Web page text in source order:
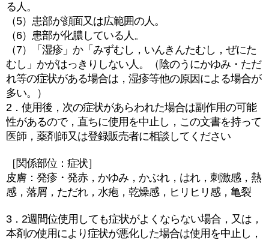
る人。
（5）患部が顔面又は広範囲の人。
（6）患部が化膿している人。
（7）「湿疹」か「みずむし，いんきんたむし，ぜにた
むし」かがはっきりしない人。（陰のうにかゆみ・ただ
れ等の症状がある場合は，湿疹等他の原因による場合が
多い。）
2．使用後，次の症状があらわれた場合は副作用の可能
性があるので，直ちに使用を中止し，この文書を持って
医師，薬剤師又は登録販売者に相談してください
［関係部位：症状］
皮膚：発疹・発赤，かゆみ，かぶれ，はれ，刺激感，熱
感，落屑，ただれ，水疱，乾燥感，ヒリヒリ感，亀裂
3．2週間位使用しても症状がよくならない場合，又は，
本剤の使用により症状が悪化した場合は使用を中止し，